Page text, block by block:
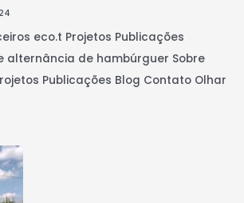
eco.t Projetos Publicações
alternância de hambúrguer Sobre
Publicações Blog Contato Olhar